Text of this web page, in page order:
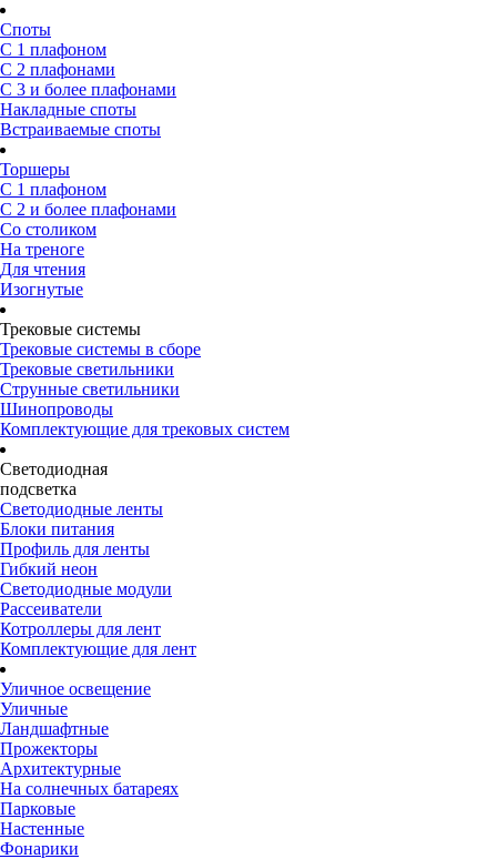
Споты
С 1 плафоном
С 2 плафонами
С 3 и более плафонами
Накладные споты
Встраиваемые споты
Торшеры
С 1 плафоном
С 2 и более плафонами
Со столиком
На треноге
Для чтения
Изогнутые
Трековые системы
Трековые системы в сборе
Трековые светильники
Струнные светильники
Шинопроводы
Комплектующие для трековых систем
Светодиодная
подсветка
Светодиодные ленты
Блоки питания
Профиль для ленты
Гибкий неон
Светодиодные модули
Рассеиватели
Котроллеры для лент
Комплектующие для лент
Уличное освещение
Уличные
Ландшафтные
Прожекторы
Архитектурные
На солнечных батареях
Парковые
Настенные
Фонарики